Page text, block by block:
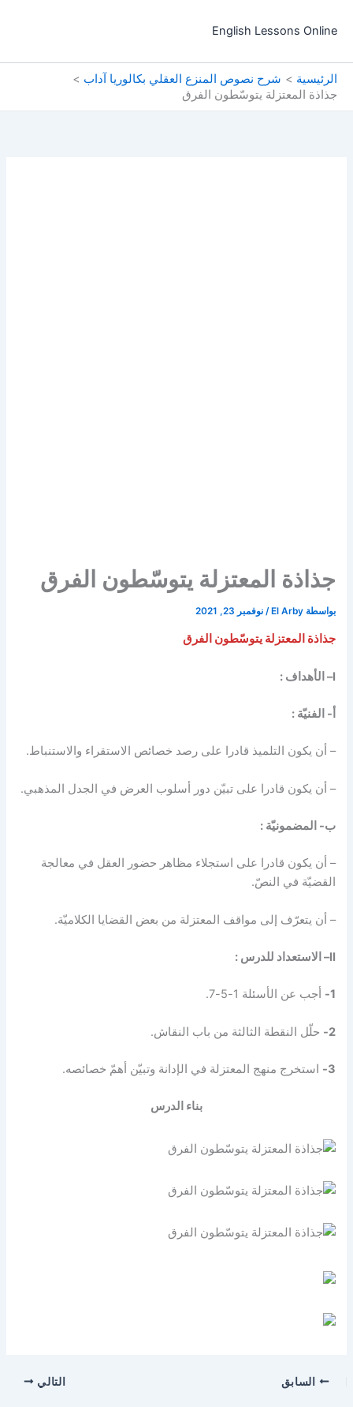
إلىEnglish Lessons Online
الرئيسية
شرح نصوص المنزع العقلي بكالوريا آداب
جذاذة المعتزلة يتوسّطون الفرق
جذاذة المعتزلة يتوسّطون الفرق
بواسطة El Arby
/نوفمبر 23, 2021
جذاذة المعتزلة يتوسّطون الفرق
I– الأهداف :
أ- الفنيّة :
– أن يكون التلميذ قادرا على رصد خصائص الاستقراء والاستنباط.
– أن يكون قادرا على تبيّن دور أسلوب العرض في الجدل المذهبي.
ب- المضمونيّة :
– أن يكون قادرا على استجلاء مظاهر حضور العقل في معالجة
القضيّة في النصّ.
– أن يتعرّف إلى مواقف المعتزلة من بعض القضايا الكلاميّة.
II– الاستعداد للدرس :
1- أجب عن الأسئلة 1-5-7.
2- حلّل النقطة الثالثة من باب النقاش.
3- استخرج منهج المعتزلة في الإدانة وتبيّن أهمّ خصائصه.
بناء الدرس
السابق التالي